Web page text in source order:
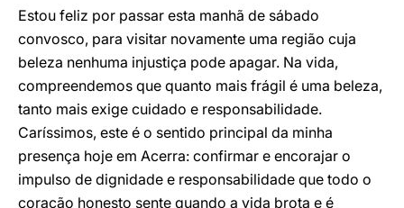
Estou feliz por passar esta manhã de sábado
convosco, para visitar novamente uma região cuja
beleza nenhuma injustiça pode apagar. Na vida,
compreendemos que quanto mais frágil é uma beleza,
tanto mais exige cuidado e responsabilidade.
Caríssimos, este é o sentido principal da minha
presença hoje em Acerra: confirmar e encorajar o
impulso de dignidade e responsabilidade que todo o
coração honesto sente quando a vida brota e é